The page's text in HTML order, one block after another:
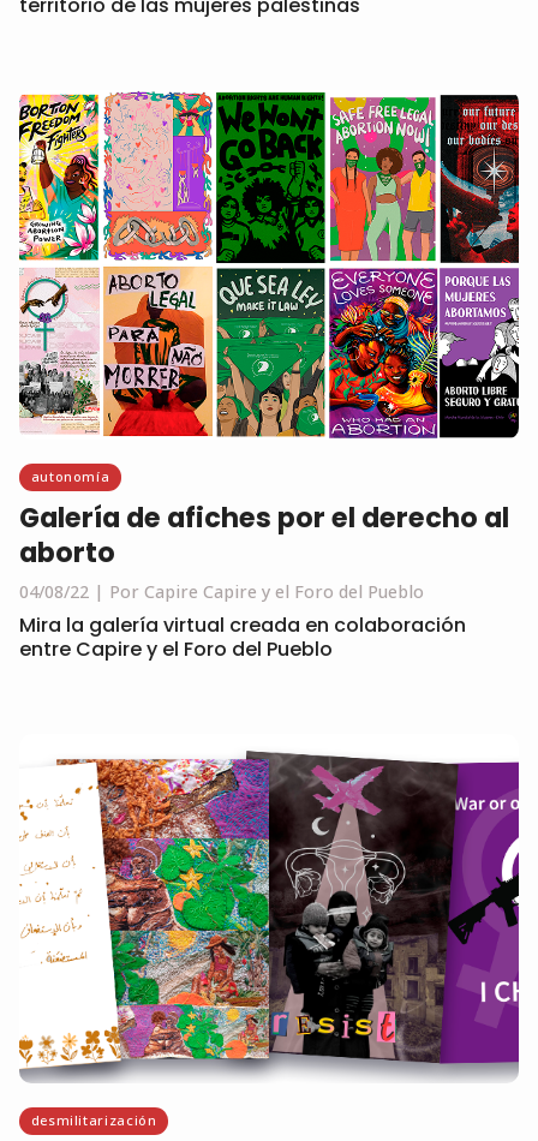
autonomía
Galería de afiches por el derecho al
aborto
04/08/22 Por Capire Capire y el Foro del Pueblo
Mira la galería virtual creada en colaboración
entre Capire y el Foro del Pueblo
desmilitarización